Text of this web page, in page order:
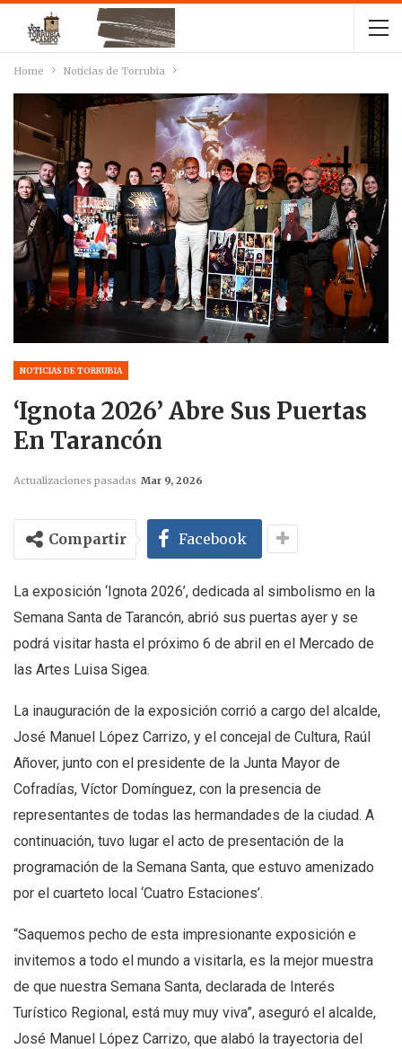
Home Noticias de Torrubia
NOTICIAS DE TORRUBIA
‘Ignota 2026’ Abre Sus Puertas
En Tarancón
Actualizaciones pasadas Mar 9, 2026
Compartir Facebook
La exposición ‘Ignota 2026’, dedicada al simbolismo en la
Semana Santa de Tarancón, abrió sus puertas ayer y se
podrá visitar hasta el próximo 6 de abril en el Mercado de
las Artes Luisa Sigea.
La inauguración de la exposición corrió a cargo del alcalde,
José Manuel López Carrizo, y el concejal de Cultura, Raúl
Añover, junto con el presidente de la Junta Mayor de
Cofradías, Víctor Domínguez, con la presencia de
representantes de todas las hermandades de la ciudad. A
continuación, tuvo lugar el acto de presentación de la
programación de la Semana Santa, que estuvo amenizado
por el cuarteto local ‘Cuatro Estaciones’.
“Saquemos pecho de esta impresionante exposición e
invitemos a todo el mundo a visitarla, es la mejor muestra
de que nuestra Semana Santa, declarada de Interés
Turístico Regional, está muy muy viva”, aseguró el alcalde,
José Manuel López Carrizo, que alabó la trayectoria del